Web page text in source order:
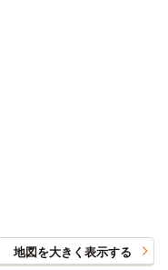
地図を大きく表示する